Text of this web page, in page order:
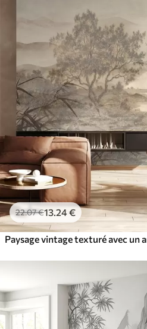
22.07€13.24€